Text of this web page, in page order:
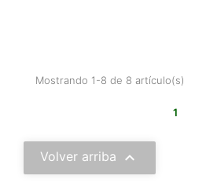
Mostrando 1-8 de 8 artículo(s)
1
Volver arriba 